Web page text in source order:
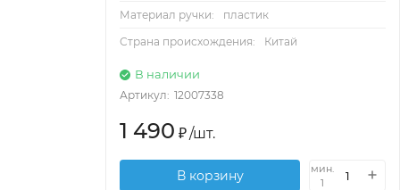
Материал ручки:
пластик
Страна происхождения:
Китай
В наличии
Артикул: 12007338
1 490 ₽/шт.
В корзину
мин.
1